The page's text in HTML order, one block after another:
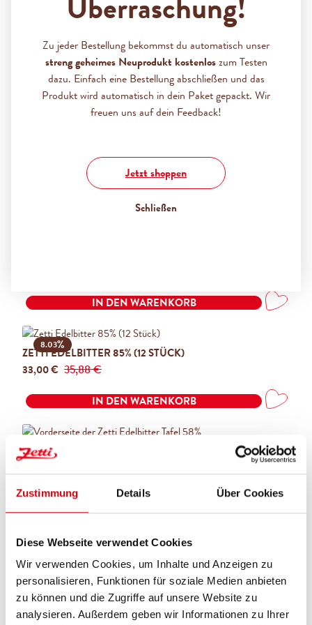
Zustimmung Details Über Cookies
Diese Webseite verwendet Cookies
Wir verwenden Cookies, um Inhalte und Anzeigen zu
personalisieren, Funktionen für soziale Medien anbieten
zu können und die Zugriffe auf unsere Website zu
analysieren. Außerdem geben wir Informationen zu Ihrer
ZEIT FÜR PRODUKTE
IN DEN WARENKORB
8.03%
ZETTI EDELBITTER 85% (12 STÜCK)
Verkaufspreis:
33,00 € Regulärer Preis:
35,88 €
IN DEN WARENKORB
ZETTI EDELBITTER TAFEL 58%
100G
Regulärer Preis:
2,49 € (2,49 € / 100 G)
ZETTI EDELBITTER TAFEL 75%
100G
Regulärer Preis:
2,49 € (2,49 € / 100 G)
Zu jeder Bestellung bekommst du automatisch unser
streng geheimes Neuprodukt kostenloszum Testen
dazu. Einfach eine Bestellung abschließen und das
Produkt wird automatisch in dein Paket gepackt. Wir
freuen uns auf dein Feedback!
Jetzt shoppen
Schließen